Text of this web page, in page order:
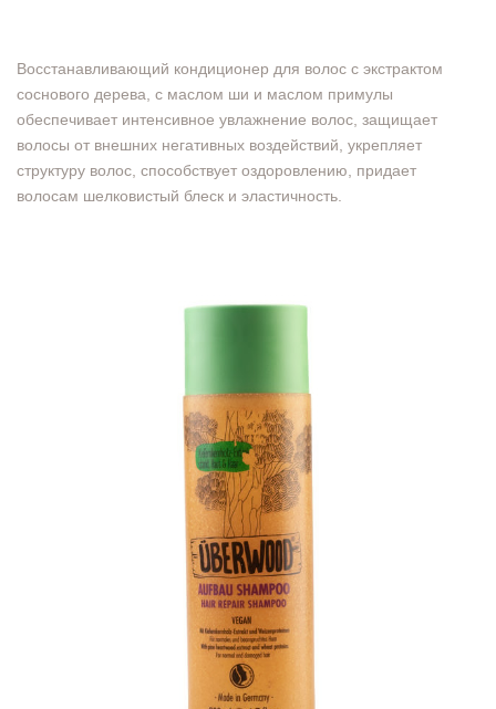
Восстанавливающий кондиционер для волос с экстрактом
соснового дерева, с маслом ши и маслом примулы
обеспечивает интенсивное увлажнение волос, защищает
волосы от внешних негативных воздействий, укрепляет
структуру волос, способствует оздоровлению, придает
волосам шелковистый блеск и эластичность.